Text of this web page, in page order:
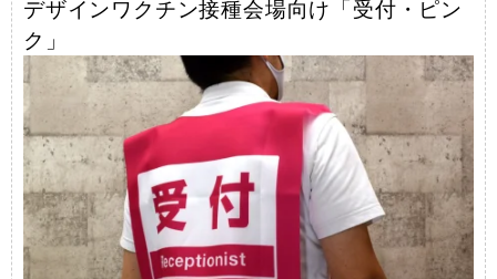
デザインワクチン接種会場向け「受付・ピン
ク」